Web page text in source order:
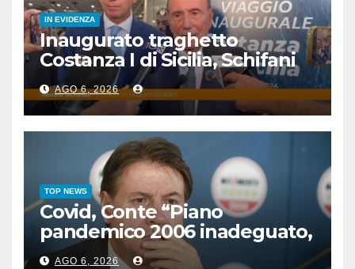
IN EVIDENZA
Inaugurato traghetto
Costanza I di Sicilia, Schifani
“Mantenuto impegni presi”
AGO 6, 2026
TOP NEWS
Covid, Conte “Piano
pandemico 2006 inadeguato,
virus senza precedenti”
AGO 6, 2026